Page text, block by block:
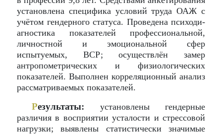
установлена специфика условий труда ОАЖ с
учётом гендерного статуса. Проведена психоди-
агностика показателей профессиональной,
личностной и эмоциональной сфер
испытуемых, ВСР; осуществлён замер
антропометрических и физиологических
показателей. Выполнен корреляционный анализ
рассматриваемых показателей.
Результаты: установлены гендерные
различия в восприятии усталости и стрессовой
нагрузки; выявлены статистически значимые